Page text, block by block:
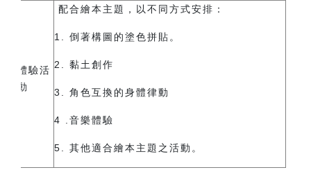
體驗活
動
配合繪本主題，以不同方式安排：
1. 倒著構圖的塗色拼貼。
2. 黏土創作
3. 角色互換的身體律動
4 .音樂體驗
5. 其他適合繪本主題之活動。